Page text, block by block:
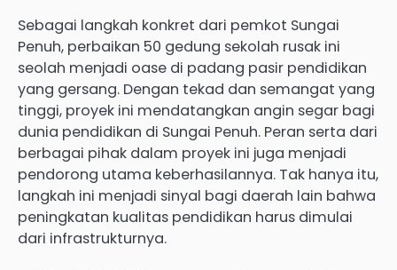
Sebagai langkah konkret dari pemkot Sungai
Penuh, perbaikan 50 gedung sekolah rusak ini
seolah menjadi oase di padang pasir pendidikan
yang gersang. Dengan tekad dan semangat yang
tinggi, proyek ini mendatangkan angin segar bagi
dunia pendidikan di Sungai Penuh. Peran serta dari
berbagai pihak dalam proyek ini juga menjadi
pendorong utama keberhasilannya. Tak hanya itu,
langkah ini menjadi sinyal bagi daerah lain bahwa
peningkatan kualitas pendidikan harus dimulai
dari infrastrukturnya.